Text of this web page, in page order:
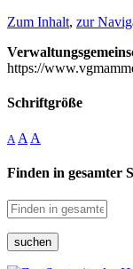
Zum Inhalt, zur
https://
Schriftgröße
A A A
Finden in gesamter
suchen